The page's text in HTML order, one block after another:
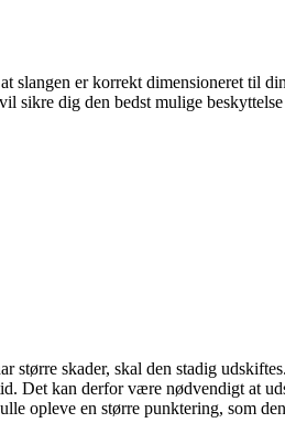
er korrekt dimensioneret til
sikre dig den bedst mulige
større skader, skal den stadig udskiftes.
Det kan derfor være nødvendigt at
opleve en større punktering, som